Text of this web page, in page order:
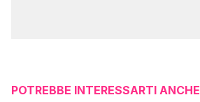
POTREBBE INTERESSARTI ANCHE